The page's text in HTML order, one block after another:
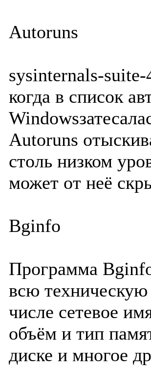
Autoruns
sysinternals-
когда в список
Autoruns
столь низком
может от неё
Bginfo
Программа
всю
числе сетевое
объём и тип
диске и многое